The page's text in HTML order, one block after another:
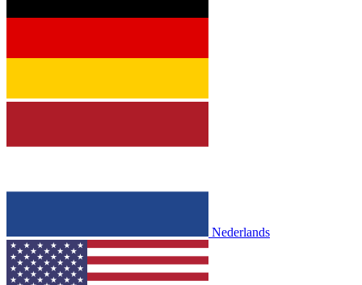
Nederlands